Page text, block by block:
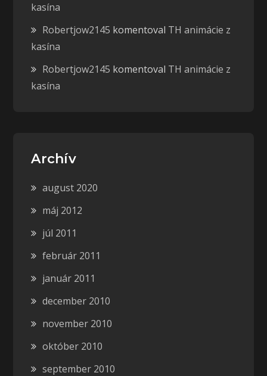
kasína
Robertjow2145 komentoval TH animácie z
kasína
Robertjow2145 komentoval TH animácie z
kasína
Archív
august 2020
máj 2012
júl 2011
február 2011
január 2011
december 2010
november 2010
október 2010
september 2010